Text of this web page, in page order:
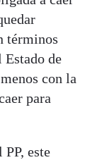
términos
de
con la
para
este